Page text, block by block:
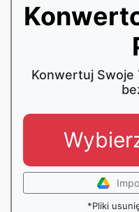
Konwertuj Swoje
*Pliki